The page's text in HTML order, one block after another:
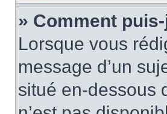
» Comment
Lorsque vous
message d’un
situé en-dessous